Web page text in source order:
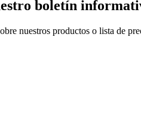
boletín
nuestros productos o lista de